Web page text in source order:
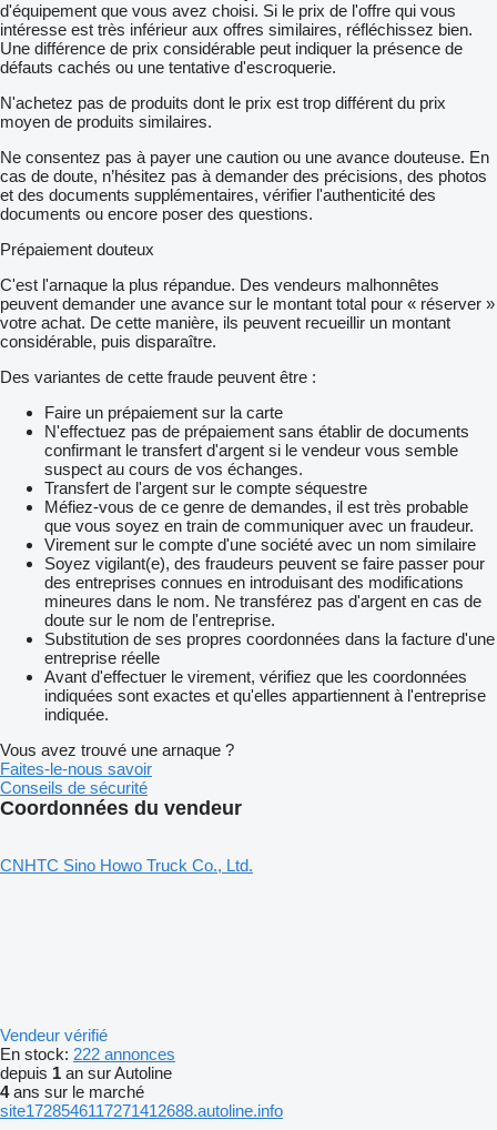
d'équipement que vous avez choisi. Si le prix de l'offre qui vous
intéresse est très inférieur aux offres similaires, réfléchissez bien.
Une différence de prix considérable peut indiquer la présence de
défauts cachés ou une tentative d'escroquerie.
N'achetez pas de produits dont le prix est trop différent du prix
moyen de produits similaires.
Ne consentez pas à payer une caution ou une avance douteuse. En
cas de doute, n’hésitez pas à demander des précisions, des photos
et des documents supplémentaires, vérifier l'authenticité des
documents ou encore poser des questions.
Prépaiement douteux
C'est l'arnaque la plus répandue. Des vendeurs malhonnêtes
peuvent demander une avance sur le montant total pour « réserver »
votre achat. De cette manière, ils peuvent recueillir un montant
considérable, puis disparaître.
Des variantes de cette fraude peuvent être :
Faire un prépaiement sur la carte
N'effectuez pas de prépaiement sans établir de documents
confirmant le transfert d'argent si le vendeur vous semble
suspect au cours de vos échanges.
Transfert de l'argent sur le compte séquestre
Méfiez-vous de ce genre de demandes, il est très probable
que vous soyez en train de communiquer avec un fraudeur.
Virement sur le compte d'une société avec un nom similaire
Soyez vigilant(e), des fraudeurs peuvent se faire passer pour
des entreprises connues en introduisant des modifications
mineures dans le nom. Ne transférez pas d'argent en cas de
doute sur le nom de l'entreprise.
Substitution de ses propres coordonnées dans la facture d'une
entreprise réelle
Avant d'effectuer le virement, vérifiez que les coordonnées
indiquées sont exactes et qu'elles appartiennent à l'entreprise
indiquée.
Vous avez trouvé une arnaque ?
Faites-le-nous savoir
Conseils de sécurité
Coordonnées du vendeur
CNHTC Sino Howo Truck Co., Ltd.
Vendeur vérifié
En stock: 222 annonces
depuis 1 an sur Autoline
4ans sur le marché
site1728546117271412688.autoline.info